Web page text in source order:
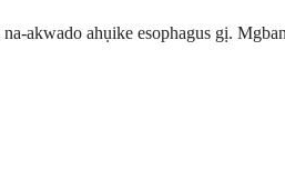
akwado ahụike esophagus gị.